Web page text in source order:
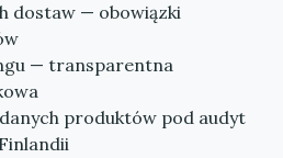
dostaw — obowiązki
— transparentna
produktów pod audyt